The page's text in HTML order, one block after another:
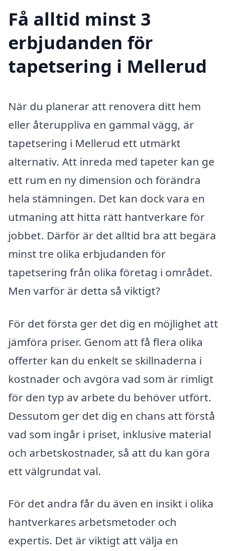
Få alltid minst 3
erbjudanden för
tapetsering i Mellerud
När du planerar att renovera ditt hem
eller återuppliva en gammal vägg, är
tapetsering i Mellerud ett utmärkt
alternativ. Att inreda med tapeter kan ge
ett rum en ny dimension och förändra
hela stämningen. Det kan dock vara en
utmaning att hitta rätt hantverkare för
jobbet. Därför är det alltid bra att begära
minst tre olika erbjudanden för
tapetsering från olika företag i området.
Men varför är detta så viktigt?
För det första ger det dig en möjlighet att
jämföra priser. Genom att få flera olika
offerter kan du enkelt se skillnaderna i
kostnader och avgöra vad som är rimligt
för den typ av arbete du behöver utfört.
Dessutom ger det dig en chans att förstå
vad som ingår i priset, inklusive material
och arbetskostnader, så att du kan göra
ett välgrundat val.
För det andra får du även en insikt i olika
hantverkares arbetsmetoder och
expertis. Det är viktigt att välja en